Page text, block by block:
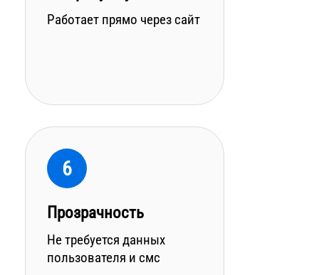
Работает прямо через сайт
6
Прозрачность
Не требуется данных
пользователя и смс